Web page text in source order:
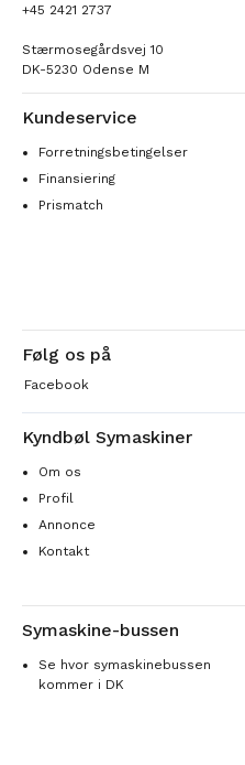
+45 2421 2737
Stærmosegårdsvej 10
DK-5230 Odense M
Kundeservice
Forretningsbetingelser
Finansiering
Prismatch
Følg os på
Facebook
Kyndbøl Symaskiner
Om os
Profil
Annonce
Kontakt
Symaskine-bussen
Se hvor symaskinebussen
kommer i DK